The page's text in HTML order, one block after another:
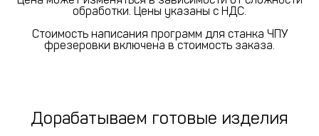
обработки. Цены указаны с НДС.
Стоимость написания программ для станка ЧПУ
фрезеровки включена в стоимость заказа.
Дорабатываем готовые изделия